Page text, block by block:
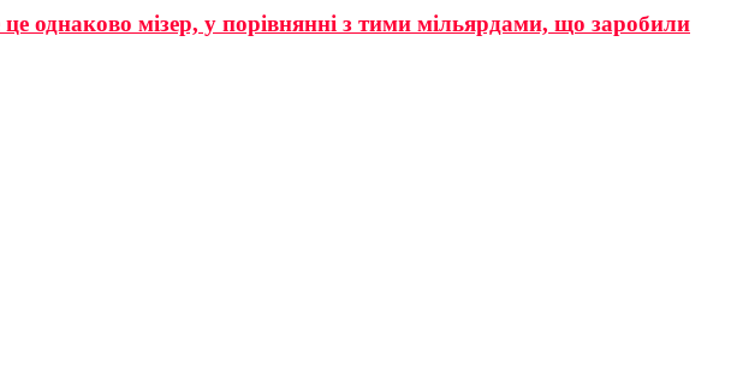
це однаково мізер, у порівнянні з тими мільярдами, що заробили